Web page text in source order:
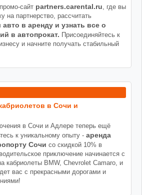
сайт partners.carental.ru, где вы
на партнерство, рассчитать
авто в аренду и узнать все о
в автопрокат. Присоединяйтесь к
и начните получать стабильный
в Сочи и
в Сочи и Адлере теперь ещё
к уникальному опыту - аренда
Сочи со скидкой 10% в
приключение начинается с
кабриолеты BMW, Chevrolet Camaro, и
вас с прекрасными дорогами и